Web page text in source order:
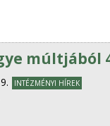
múltjából
INTÉZMÉNYI HÍREK